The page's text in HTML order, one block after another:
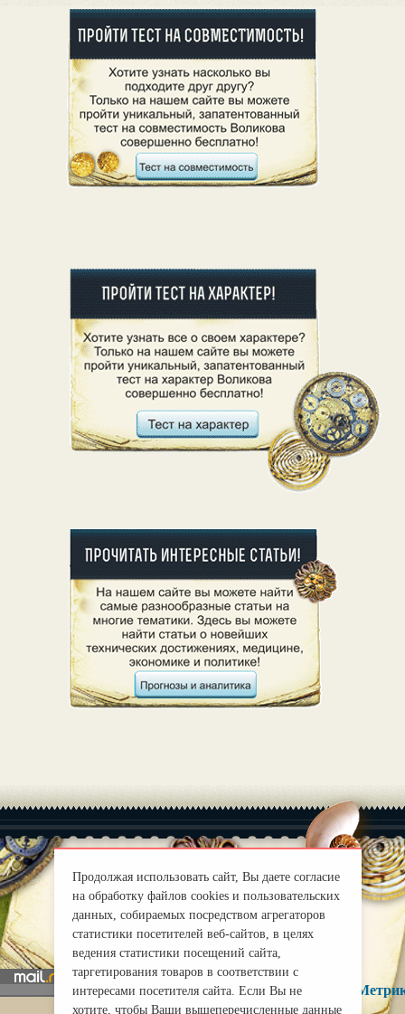
О нас |
Правила
mirprognoz@mail.ru
Продолжая использовать сайт, Вы даете согласие
на обработку файлов cookies и пользовательских
данных, собираемых посредством агрегаторов
статистики посетителей веб-сайтов, в целях
ведения статистики посещений сайта,
таргетирования товаров в соответствии с
интересами посетителя сайта. Если Вы не
хотите, чтобы Ваши вышеперечисленные данные